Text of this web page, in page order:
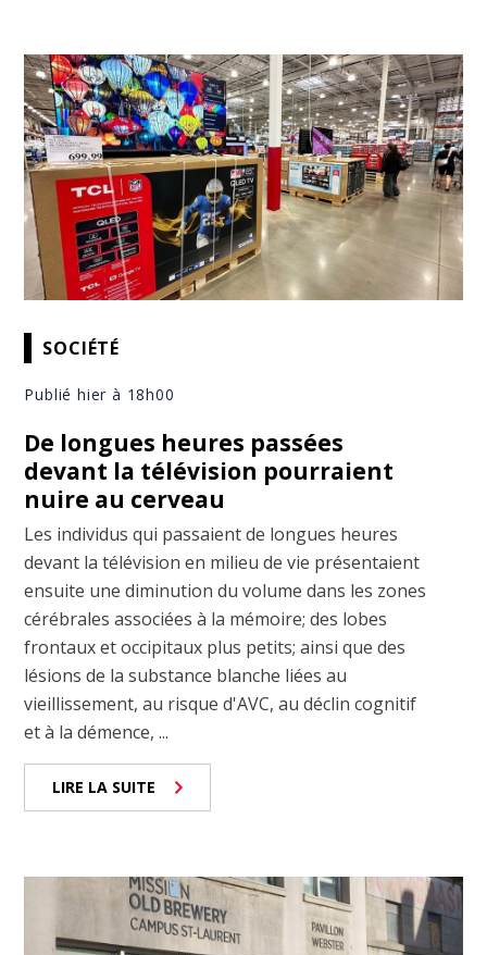
SOCIÉTÉ
Publié hier à 18h00
De longues heures passées
devant la télévision pourraient
nuire au cerveau
Les individus qui passaient de longues heures
devant la télévision en milieu de vie présentaient
ensuite une diminution du volume dans les zones
cérébrales associées à la mémoire; des lobes
frontaux et occipitaux plus petits; ainsi que des
lésions de la substance blanche liées au
vieillissement, au risque d'AVC, au déclin cognitif
et à la démence, ...
LIRE LA SUITE